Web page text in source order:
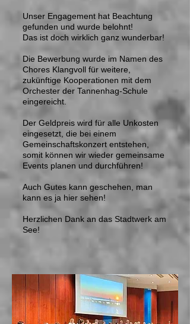
Unser Engagement hat Beachtung
gefunden und wurde belohnt!
Das ist doch wirklich ganz wunderbar!
Die Bewerbung wurde im Namen des
Chores Klangvoll für weitere,
zukünftige Kooperationen mit dem
Orchester der Tannenhag-Schule
eingereicht.
Der Geldpreis wird für alle Unkosten
eingesetzt, die bei einem
Gemeinschaftskonzert entstehen,
somit können wir wieder gemeinsame
Events planen und durchführen!
Auch Gutes kann geschehen, man
kann es ja hier sehen!
Herzlichen Dank an das Stadtwerk am
See!